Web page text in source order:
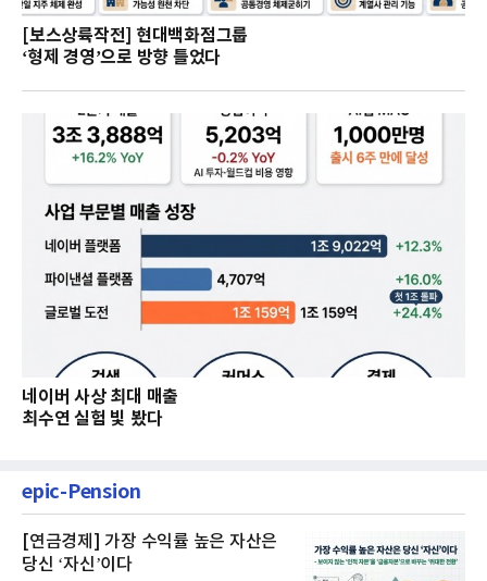
[보스상륙작전] 현대백화점그룹
‘형제 경영’으로 방향 틀었다
네이버 사상 최대 매출
최수연 실험 빛 봤다
epic-Pension
[연금경제] 가장 수익률 높은 자산은
당신 ‘자신’이다